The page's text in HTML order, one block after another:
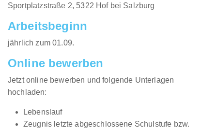
​Sportplatzstraße 2, 5322 Hof bei Salzburg​​
Arbeitsbeginn
jährlich zum 01.09.​
Online bewerben
Jetzt online bewerben und folgende Unterlagen
hochladen:
Lebenslauf
Zeugnis letzte abgeschlossene Schulstufe bzw.